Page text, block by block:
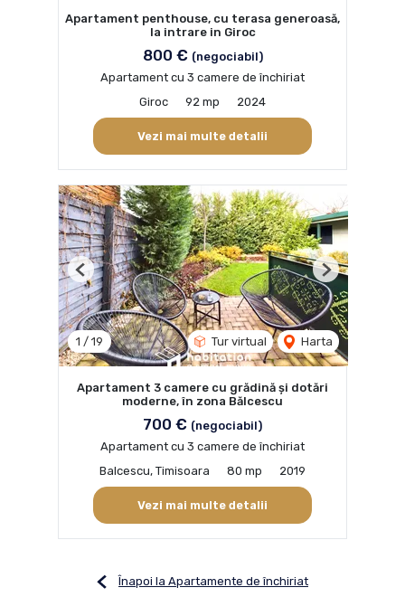
Apartament penthouse, cu terasa generoasă,
la intrare in Giroc
800 € (negociabil)
Apartament cu 3 camere de închiriat
Giroc
92 mp 2024
Vezi mai multe detalii
1 / 19 Tur virtual Harta
Previous Next
Apartament 3 camere cu grădină și dotări
moderne, în zona Bălcescu
700 € (negociabil)
Apartament cu 3 camere de închiriat
Balcescu, Timisoara
80 mp 2019
Vezi mai multe detalii
Înapoi la Apartamente de închiriat